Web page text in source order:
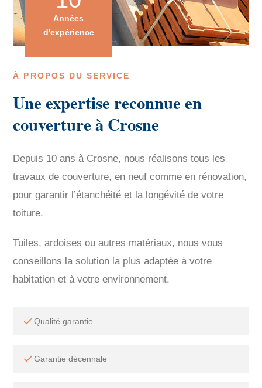
À PROPOS DU SERVICE
Une expertise reconnue en
couverture à Crosne
Depuis 10 ans à Crosne, nous réalisons tous les
travaux de couverture, en neuf comme en rénovation,
pour garantir l’étanchéité et la longévité de votre
toiture.
Tuiles, ardoises ou autres matériaux, nous vous
conseillons la solution la plus adaptée à votre
habitation et à votre environnement.
Qualité garantie
Garantie décennale
Années
d'expérience